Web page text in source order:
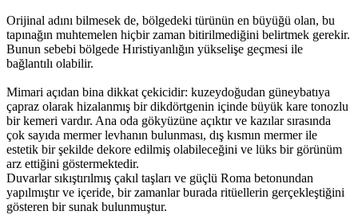
Orijinal adını bilmesek de, bölgedeki türünün en büyüğü olan, bu
tapınağın muhtemelen hiçbir zaman bitirilmediğini belirtmek gerekir.
Bunun sebebi bölgede Hıristiyanlığın yükselişe geçmesi ile
bağlantılı olabilir.
Mimari açıdan bina dikkat çekicidir: kuzeydoğudan güneybatıya
çapraz olarak hizalanmış bir dikdörtgenin içinde büyük kare tonozlu
bir kemeri vardır. Ana oda gökyüzüne açıktır ve kazılar sırasında
çok sayıda mermer levhanın bulunması, dış kısmın mermer ile
estetik bir şekilde dekore edilmiş olabileceğini ve lüks bir görünüm
arz ettiğini göstermektedir.
Duvarlar sıkıştırılmış çakıl taşları ve güçlü Roma betonundan
yapılmıştır ve içeride, bir zamanlar burada ritüellerin gerçekleştiğini
gösteren bir sunak bulunmuştur.